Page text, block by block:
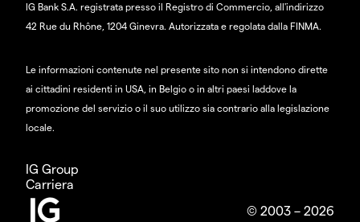
IG Bank S.A. registrata presso il Registro di Commercio, all'indirizzo
42 Rue du Rhône, 1204 Ginevra. Autorizzata e regolata dalla FINMA.
Le informazioni contenute nel presente sito non si intendono dirette
ai cittadini residenti in USA, in Belgio o in altri paesi laddove la
promozione del servizio o il suo utilizzo sia contrario alla legislazione
locale.
IG Group
Carriera
© 2003 – 2026